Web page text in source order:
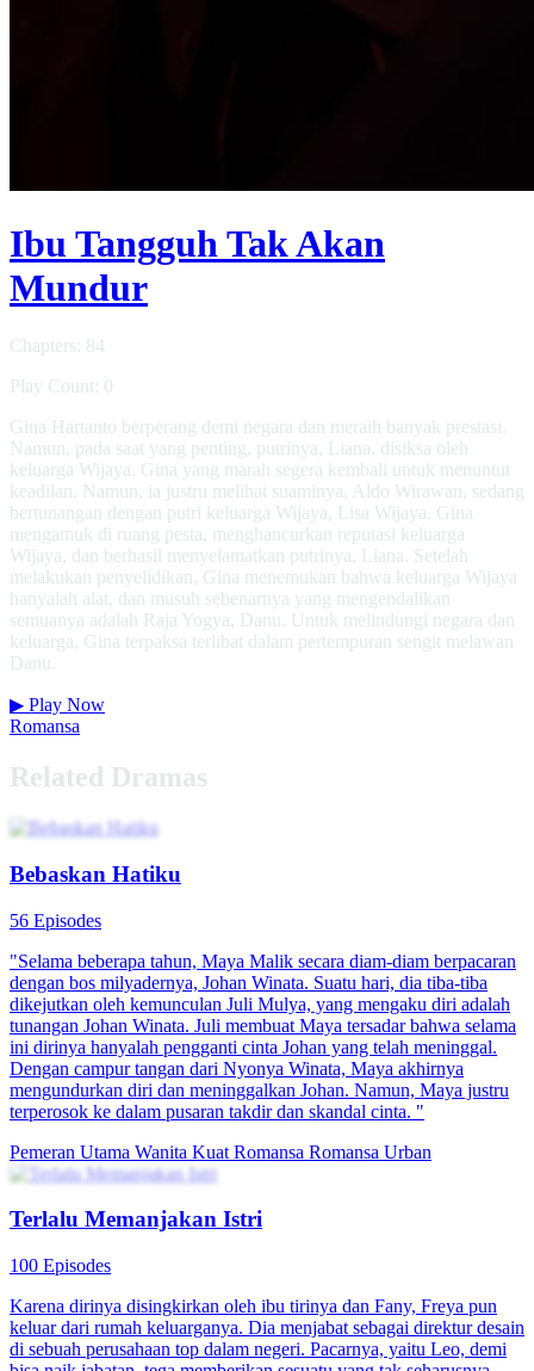
Ibu Tangguh Tak Akan
Mundur
Chapters: 84
Play Count: 0
Gina Hartanto berperang demi negara dan meraih banyak prestasi.
Namun, pada saat yang penting, putrinya, Liana, disiksa oleh
keluarga Wijaya. Gina yang marah segera kembali untuk menuntut
keadilan. Namun, ia justru melihat suaminya, Aldo Wirawan, sedang
bertunangan dengan putri keluarga Wijaya, Lisa Wijaya. Gina
mengamuk di ruang pesta, menghancurkan reputasi keluarga
Wijaya, dan berhasil menyelamatkan putrinya, Liana. Setelah
melakukan penyelidikan, Gina menemukan bahwa keluarga Wijaya
hanyalah alat, dan musuh sebenarnya yang mengendalikan
semuanya adalah Raja Yogya, Danu. Untuk melindungi negara dan
keluarga, Gina terpaksa terlibat dalam pertempuran sengit melawan
Danu.
▶ Play Now
Romansa
Related Dramas